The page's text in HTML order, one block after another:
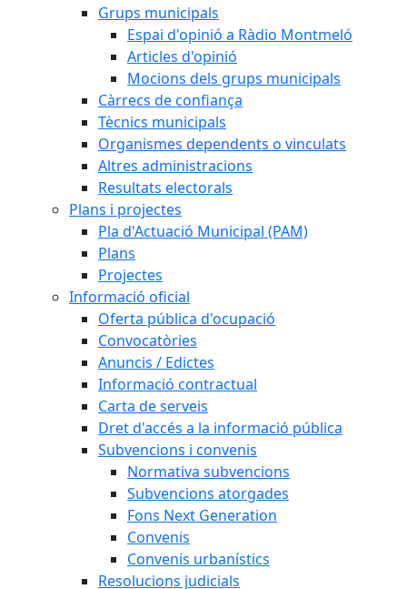
Grups municipals
Espai d'opinió a Ràdio Montmeló
Articles d'opinió
Mocions dels grups municipals
Càrrecs de confiança
Tècnics municipals
Organismes dependents o vinculats
Altres administracions
Resultats electorals
Plans i projectes
Pla d'Actuació Municipal (PAM)
Plans
Projectes
Informació oficial
Oferta pública d'ocupació
Convocatòries
Anuncis / Edictes
Informació contractual
Carta de serveis
Dret d'accés a la informació pública
Subvencions i convenis
Normativa subvencions
Subvencions atorgades
Fons Next Generation
Convenis
Convenis urbanístics
Resolucions judicials